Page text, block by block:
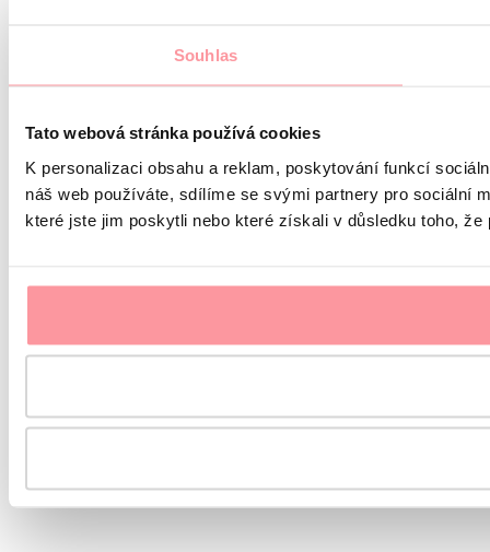
Souhlas
Tato webová stránka používá cookies
K personalizaci obsahu a reklam, poskytování funkcí
náš web používáte, sdílíme se svými partnery pro sociální
které jste jim poskytli nebo které získali v důsledku toho, že